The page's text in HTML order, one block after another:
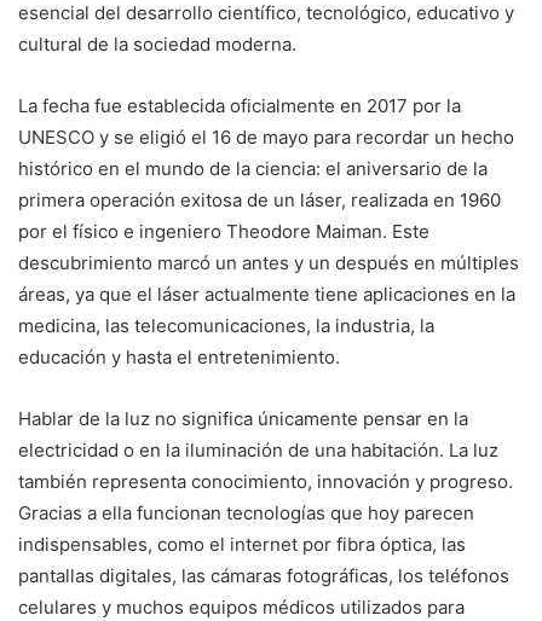
esencial del desarrollo científico, tecnológico, educativo y
cultural de la sociedad moderna.
La fecha fue establecida oficialmente en 2017 por la
UNESCO y se eligió el 16 de mayo para recordar un hecho
histórico en el mundo de la ciencia: el aniversario de la
primera operación exitosa de un láser, realizada en 1960
por el físico e ingeniero Theodore Maiman. Este
descubrimiento marcó un antes y un después en múltiples
áreas, ya que el láser actualmente tiene aplicaciones en la
medicina, las telecomunicaciones, la industria, la
educación y hasta el entretenimiento.
Hablar de la luz no significa únicamente pensar en la
electricidad o en la iluminación de una habitación. La luz
también representa conocimiento, innovación y progreso.
Gracias a ella funcionan tecnologías que hoy parecen
indispensables, como el internet por fibra óptica, las
pantallas digitales, las cámaras fotográficas, los teléfonos
celulares y muchos equipos médicos utilizados para